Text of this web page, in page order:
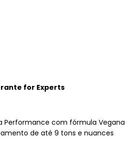
for Experts
Performance com fórmula Vegana
de até 9 tons e nuances